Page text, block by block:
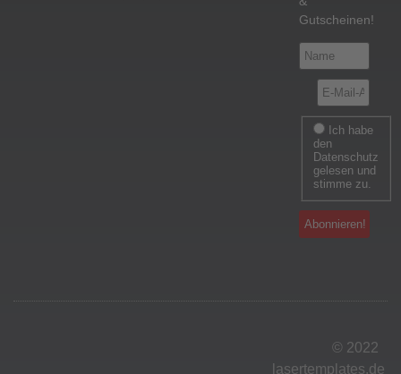
Gutscheinen!
den
Datenschutz
gelesen und
stimme zu.
© 2022
lasertemplates.de